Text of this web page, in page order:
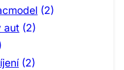
(2)
aut (2)
(2)